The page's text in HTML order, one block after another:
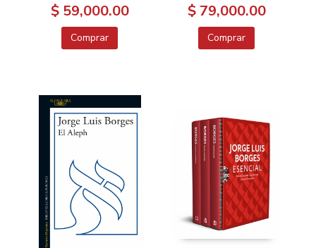
$ 59,000.00
Comprar
$ 79,000.00
Comprar